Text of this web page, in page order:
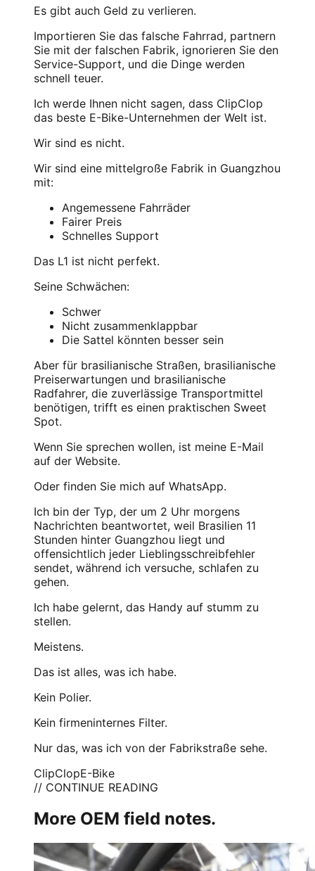
Es gibt auch Geld zu verlieren.
Importieren Sie das falsche Fahrrad, partnern
Sie mit der falschen Fabrik, ignorieren Sie den
Service-Support, und die Dinge werden
schnell teuer.
Ich werde Ihnen nicht sagen, dass ClipClop
das beste E-Bike-Unternehmen der Welt ist.
Wir sind es nicht.
Wir sind eine mittelgroße Fabrik in Guangzhou
mit:
Angemessene Fahrräder
Fairer Preis
Schnelles Support
Das L1 ist nicht perfekt.
Seine Schwächen:
Schwer
Nicht zusammenklappbar
Die Sattel könnten besser sein
Aber für brasilianische Straßen, brasilianische
Preiserwartungen und brasilianische
Radfahrer, die zuverlässige Transportmittel
benötigen, trifft es einen praktischen Sweet
Spot.
Wenn Sie sprechen wollen, ist meine E-Mail
auf der Website.
Oder finden Sie mich auf WhatsApp.
Ich bin der Typ, der um 2 Uhr morgens
Nachrichten beantwortet, weil Brasilien 11
Stunden hinter Guangzhou liegt und
offensichtlich jeder Lieblingsschreibfehler
sendet, während ich versuche, schlafen zu
gehen.
Ich habe gelernt, das Handy auf stumm zu
stellen.
Meistens.
Das ist alles, was ich habe.
Kein Polier.
Kein firmeninternes Filter.
Nur das, was ich von der Fabrikstraße sehe.
ClipClopE-Bike
// CONTINUE READING
More OEM field notes.